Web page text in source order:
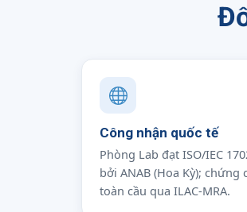
Công nhận quốc tế
Phòng Lab đạt ISO/IEC
bởi ANAB (Hoa Kỳ);
toàn cầu qua ILAC-MRA.